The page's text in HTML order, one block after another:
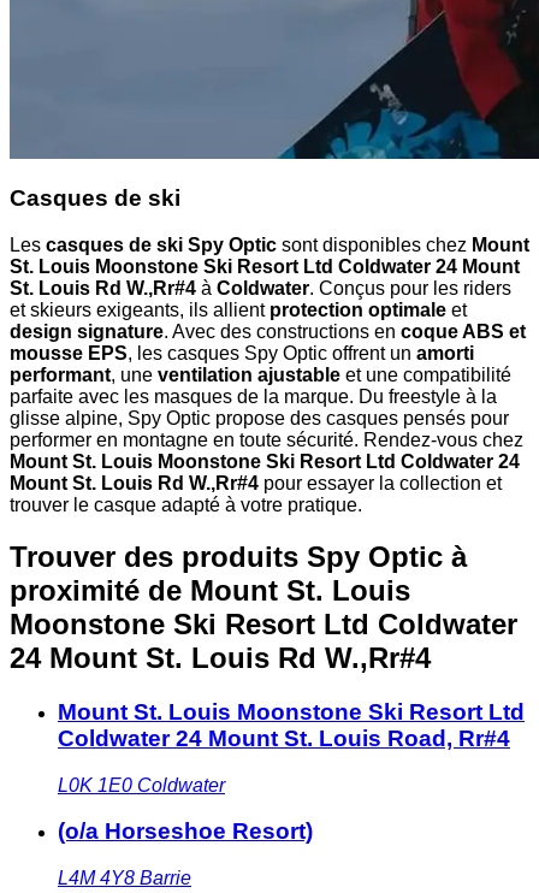
Casques de ski
Les casques de ski Spy Optic sont disponibles chez Mount
St. Louis Moonstone Ski Resort Ltd Coldwater 24 Mount
St. Louis Rd W.,Rr#4 à Coldwater. Conçus pour les riders
et skieurs exigeants, ils allient protection optimale et
design signature. Avec des constructions en coque ABS et
mousse EPS, les casques Spy Optic offrent un amorti
performant, une ventilation ajustable et une compatibilité
parfaite avec les masques de la marque. Du freestyle à la
glisse alpine, Spy Optic propose des casques pensés pour
performer en montagne en toute sécurité. Rendez-vous chez
Mount St. Louis Moonstone Ski Resort Ltd Coldwater 24
Mount St. Louis Rd W.,Rr#4 pour essayer la collection et
trouver le casque adapté à votre pratique.
Trouver des produits Spy Optic à
proximité de Mount St. Louis
Moonstone Ski Resort Ltd Coldwater
24 Mount St. Louis Rd W.,Rr#4
Mount St. Louis Moonstone Ski Resort Ltd
Coldwater 24 Mount St. Louis Road, Rr#4
L0K 1E0 Coldwater
(o/a Horseshoe Resort)
L4M 4Y8 Barrie